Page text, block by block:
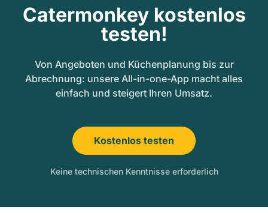
Catermonkey kostenlos
testen!
Von Angeboten und Küchenplanung bis zur
Abrechnung: unsere All-in-one-App macht alles
einfach und steigert Ihren Umsatz.
Kostenlos testen
Keine technischen Kenntnisse erforderlich